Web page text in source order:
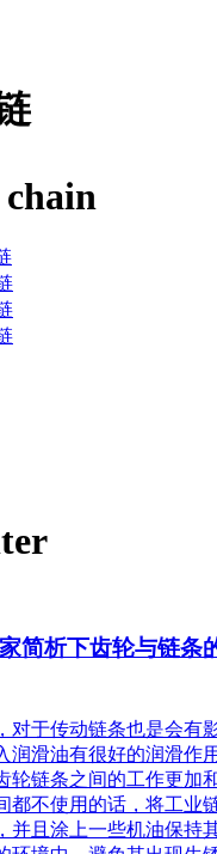
简析下齿轮与链条
对于传动链条也是会有
润滑油有很好的润滑作
轮链条之间的工作更加
都不使用的话，将工业
并且涂上一些机油保持